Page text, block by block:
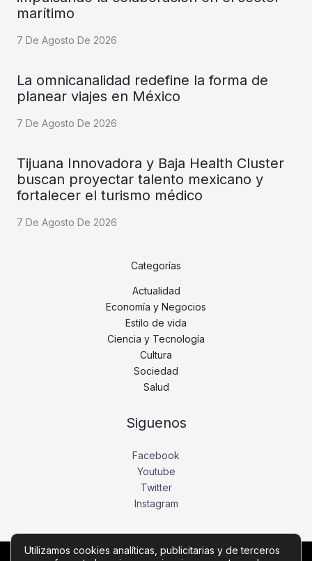
marítimo
7 De Agosto De 2026
La omnicanalidad redefine la forma de
planear viajes en México
7 De Agosto De 2026
Tijuana Innovadora y Baja Health Cluster
buscan proyectar talento mexicano y
fortalecer el turismo médico
7 De Agosto De 2026
Categorías
Actualidad
Economía y Negocios
Estilo de vida
Ciencia y Tecnología
Cultura
Sociedad
Salud
Siguenos
Facebook
Youtube
Twitter
Instagram
Utilizamos cookies analíticas, publicitarias y de terceros